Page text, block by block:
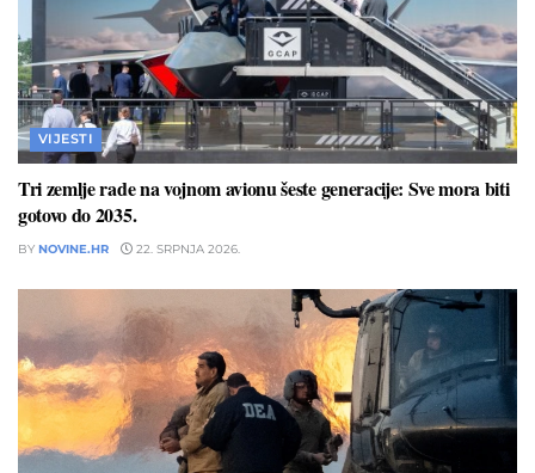
VIJESTI
Tri zemlje rade na vojnom avionu šeste generacije: Sve mora biti
gotovo do 2035.
BY NOVINE.HR 22. SRPNJA 2026.